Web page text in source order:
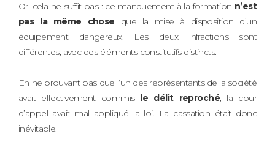
Or, cela ne suffit pas : ce manquement à la formation n’est
pas la même chose que la mise à disposition d’un
équipement dangereux. Les deux infractions sont
différentes, avec des éléments constitutifs distincts.
En ne prouvant pas que l’un des représentants de la société
avait effectivement commis le délit reproché, la cour
d’appel avait mal appliqué la loi. La cassation était donc
inévitable.